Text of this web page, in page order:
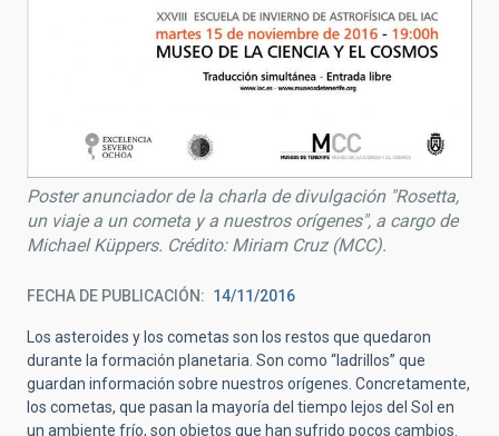
Poster anunciador de la charla de divulgación "Rosetta,
un viaje a un cometa y a nuestros orígenes", a cargo de
Michael Küppers. Crédito: Miriam Cruz (MCC).
FECHA DE PUBLICACIÓN 14/11/2016
Los asteroides y los cometas son los restos que quedaron
durante la formación planetaria. Son como “ladrillos” que
guardan información sobre nuestros orígenes. Concretamente,
los cometas, que pasan la mayoría del tiempo lejos del Sol en
un ambiente frío, son objetos que han sufrido pocos cambios.